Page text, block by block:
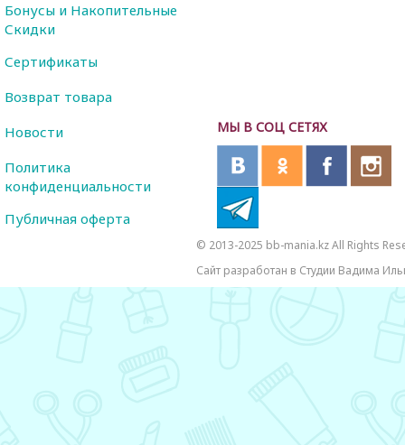
МЫ В СОЦ СЕТЯХ
Бонусы и Накопительные
Скидки
Сертификаты
Возврат товара
Новости
Политика
конфиденциальности
Публичная оферта
© 2013-2025 bb-mania.kz All Rights
Сайт разработан в Студии Вадима